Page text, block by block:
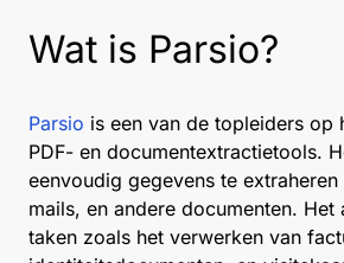
Wat is Parsio?
Parsio is een van de topleiders op
PDF- en documentextractietools.
eenvoudig gegevens te
mails, en andere documenten. Het
taken zoals het verwerken van